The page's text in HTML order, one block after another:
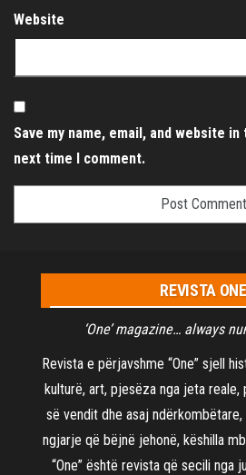
Website
Save my name, email, and website
next time I comment.
REVISTA ONE
‘One’ magazine… always
Revista e përjavshme “One” sjell
kulturë, art, pjesëza nga jeta
së vendit dhe asaj
ngjarje që bëjnë jehonë, këshilla
“One” është revista që secili nga